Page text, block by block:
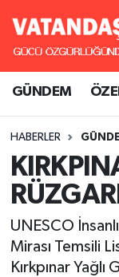
GÜNDEM
HABERLER
RÜZGARI
UNESCO
Mirası Temsili
Kırkpınar
GÜNDEM
SPOR
SİYASET
SAĞLIK
Hava
Süper Lig
Tüm
Son Dakika
Haber Arşivi